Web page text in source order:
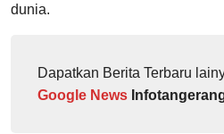
dunia.
Dapatkan Berita Terbaru
Google News